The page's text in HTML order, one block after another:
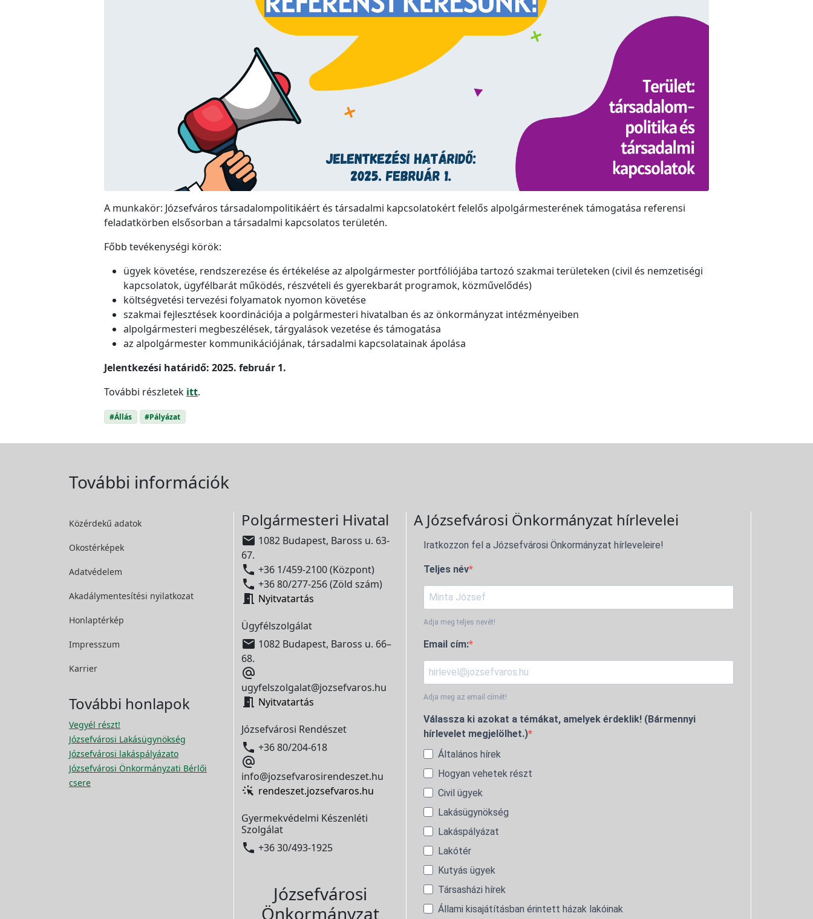
A munkakör: Józsefváros társadalompolitikáért és társadalmi kapcsolatokért felelős alpolgármesterének támogatása referensi
feladatkörben elsősorban a társadalmi kapcsolatos területén.
Főbb tevékenységi körök:
ügyek követése, rendszerezése és értékelése az alpolgármester portfóliójába tartozó szakmai területeken (civil és nemzetiségi
kapcsolatok, ügyfélbarát működés, részvételi és gyerekbarát programok, közművelődés)
költségvetési tervezési folyamatok nyomon követése
szakmai fejlesztések koordinációja a polgármesteri hivatalban és az önkormányzat intézményeiben
alpolgármesteri megbeszélések, tárgyalások vezetése és támogatása
az alpolgármester kommunikációjának, társadalmi kapcsolatainak ápolása
Jelentkezési határidő: 2025. február 1.
További részletek itt.
#Állás #Pályázat
További információk
Közérdekű adatok
Okostérképek
Adatvédelem
Akadálymentesítési nyilatkozat
Honlaptérkép
Impresszum
Karrier
További honlapok
Vegyél részt!
Józsefvárosi Lakásügynökség
Józsefvárosi lakáspályázato
Józsefvárosi Önkormányzati Bérlői
csere
Polgármesteri Hivatal
 1082 Budapest, Baross u. 63-
67.
 +36 1/459-2100 (Központ)
 +36 80/277-256 (Zöld szám)
 Nyitvatartás
Ügyfélszolgálat
 1082 Budapest, Baross u. 66–
68.

ugyfelszolgalat@jozsefvaros.hu
 Nyitvatartás
Józsefvárosi Rendészet
 +36 80/204-618

info@jozsefvarosirendeszet.hu
rendeszet.jozsefvaros.hu
Gyermekvédelmi Készenléti
Szolgálat
 +36 30/493-1925
Józsefvárosi
Önkormányzat
A Józsefvárosi Önkormányzat hírlevelei
Iratkozzon fel a Józsefvárosi Önkormányzat hírleveleire!
Teljes név
Adja meg teljes nevét!
Email cím:
Adja meg az email címét!
Válassza ki azokat a témákat, amelyek érdeklik! (Bármennyi
hírlevelet megjelölhet.)
Általános hírek
Hogyan vehetek részt
Civil ügyek
Lakásügynökség
Lakáspályázat
Lakótér
Kutyás ügyek
Társasházi hírek
Állami kisajátításban érintett házak lakóinak